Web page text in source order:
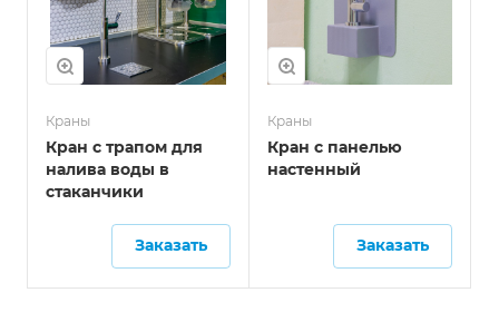
Краны
Кран с трапом для
налива воды в
стаканчики
Заказать
Краны
Кран с панелью
настенный
Заказать